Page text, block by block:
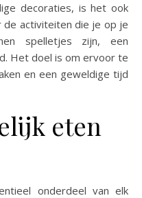
decoraties, is het ook
de activiteiten die je op je
spelletjes zijn, een
Het doel is om ervoor te
en een geweldige tijd
eten
onderdeel van elk